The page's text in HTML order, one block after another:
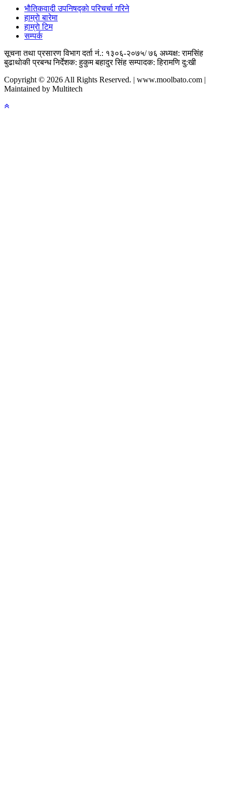
भाैतिकवादी उपनिषद्काे परिचर्चा गरिने
हाम्राे बारेमा
हाम्राे टिम
सम्पर्क
सूचना तथा प्रसारण विभाग दर्ता नं.: १३०६-२०७५/ ७६ अध्यक्ष: रामसिंह
बुढाथाेकी प्रबन्ध निर्देशक: हुकुम बहादुर सिंह सम्पादक: हिरामणि दु:खी
Copyright © 2026 All Rights Reserved. | www.moolbato.com |
Maintained by Multitech